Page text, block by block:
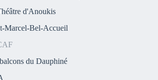
d'Anoukis
Marcel-Bel-Accueil
du Dauphiné